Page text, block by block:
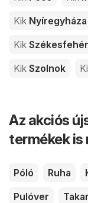
Kik Nyíregyháza
Kik
Kik Szolnok
Az akciós
termékek
Póló Ruha
Pulóver